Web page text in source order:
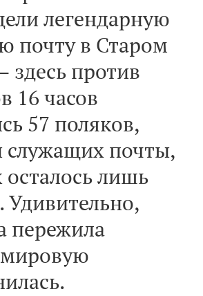
легендарную
почту в Старом
здесь против
16 часов
57 поляков,
служащих почты,
лишь
Удивительно,
пережила